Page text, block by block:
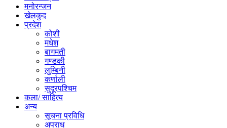
मनोरन्जन
खेलकुद
प्रदेश
कोशी
मधेश
बागमती
गण्डकी
लुम्बिनी
कर्णाली
सुदूरपश्चिम
कला/ साहित्य
अन्य
सूचना प्रविधि
अपराध